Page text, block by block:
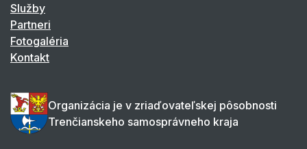
Služby
Partneri
Fotogaléria
Kontakt
Organizácia je v zriaďovateľskej pôsobnosti
Trenčianskeho samosprávneho kraja